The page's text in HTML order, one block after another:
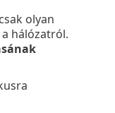
olyan
hálózatról.